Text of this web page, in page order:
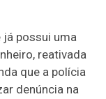
já possui uma
reativada
que a polícia
denúncia na